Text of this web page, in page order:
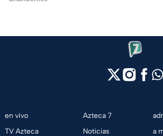
en vivo
TV Azteca
Azteca 7
Noticias
a